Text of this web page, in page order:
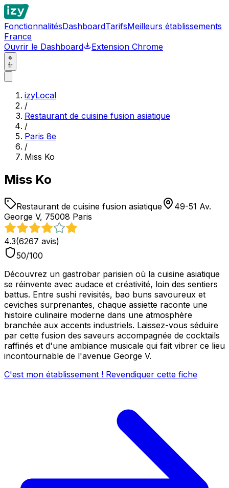
FonctionnalitésDashboardTarifsMeilleurs établissements
France
Ouvrir le Dashboard
Extension Chrome
fr
izyLocal
/
Restaurant de cuisine fusion asiatique
/
Paris 8e
/
Miss Ko
Miss Ko
Restaurant de cuisine fusion asiatique
49-51 Av.
George V, 75008 Paris
4.3(6267 avis)
50/100
Découvrez un gastrobar parisien où la cuisine asiatique
se réinvente avec audace et créativité, loin des sentiers
battus. Entre sushi revisités, bao buns savoureux et
ceviches surprenantes, chaque assiette raconte une
histoire culinaire moderne dans une atmosphère
branchée aux accents industriels. Laissez-vous séduire
par cette fusion des saveurs accompagnée de cocktails
raffinés et d'une ambiance musicale qui fait vibrer ce lieu
incontournable de l'avenue George V.
C'est mon établissement ! Revendiquer cette fiche